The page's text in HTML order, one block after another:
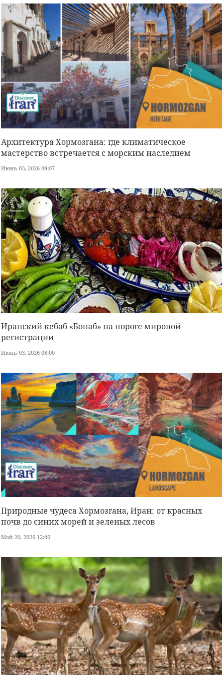
Архитектура Хормозгана: где климатическое
мастерство встречается с морским наследием
Июнь 03, 2026 09:07
Иранский кебаб «Бонаб» на пороге мировой
регистрации
Июнь 03, 2026 08:00
Природные чудеса Хормозгана, Иран: от красных
почв до синих морей и зеленых лесов
Май 20, 2026 12:46